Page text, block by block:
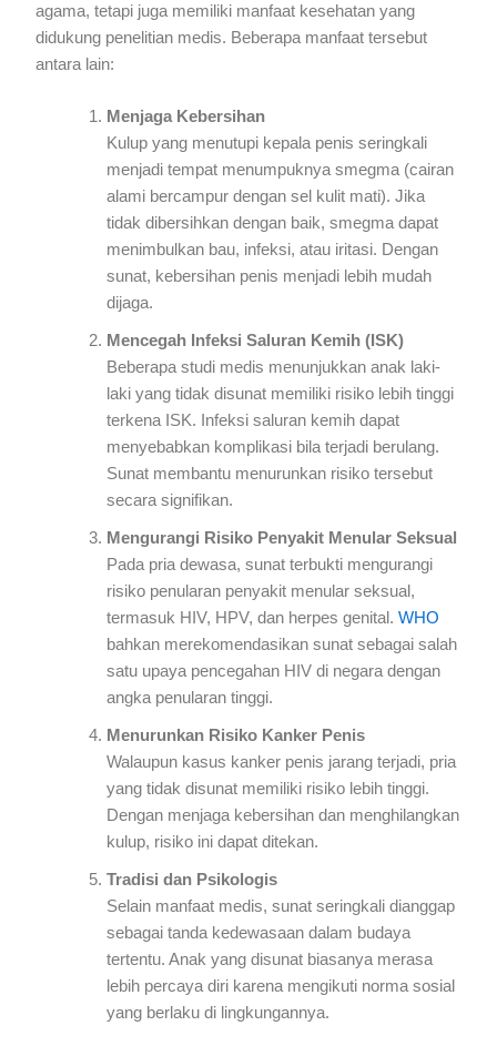
agama, tetapi juga memiliki manfaat kesehatan yang
didukung penelitian medis. Beberapa manfaat tersebut
antara lain:
Menjaga Kebersihan
Kulup yang menutupi kepala penis seringkali
menjadi tempat menumpuknya smegma (cairan
alami bercampur dengan sel kulit mati). Jika
tidak dibersihkan dengan baik, smegma dapat
menimbulkan bau, infeksi, atau iritasi. Dengan
sunat, kebersihan penis menjadi lebih mudah
dijaga.
Mencegah Infeksi Saluran Kemih (ISK)
Beberapa studi medis menunjukkan anak laki-
laki yang tidak disunat memiliki risiko lebih tinggi
terkena ISK. Infeksi saluran kemih dapat
menyebabkan komplikasi bila terjadi berulang.
Sunat membantu menurunkan risiko tersebut
secara signifikan.
Mengurangi Risiko Penyakit Menular Seksual
Pada pria dewasa, sunat terbukti mengurangi
risiko penularan penyakit menular seksual,
termasuk HIV, HPV, dan herpes genital.WHO
bahkan merekomendasikan sunat sebagai salah
satu upaya pencegahan HIV di negara dengan
angka penularan tinggi.
Menurunkan Risiko Kanker Penis
Walaupun kasus kanker penis jarang terjadi, pria
yang tidak disunat memiliki risiko lebih tinggi.
Dengan menjaga kebersihan dan menghilangkan
kulup, risiko ini dapat ditekan.
Tradisi dan Psikologis
Selain manfaat medis, sunat seringkali dianggap
sebagai tanda kedewasaan dalam budaya
tertentu. Anak yang disunat biasanya merasa
lebih percaya diri karena mengikuti norma sosial
yang berlaku di lingkungannya.